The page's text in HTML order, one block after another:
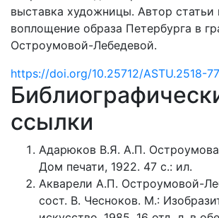
выставка художницы. Автор статьи
воплощение образа Петербурга в
Остроумовой-Лебедевой.
https://doi.org/10.25712/ASTU.2518-
ссылки
Адарюков В.Я. А.П.
Дом печати, 1922. 47 с.: ил.
Акварели А.П. Остроумовой-
сост. В. Чесноков. М.: